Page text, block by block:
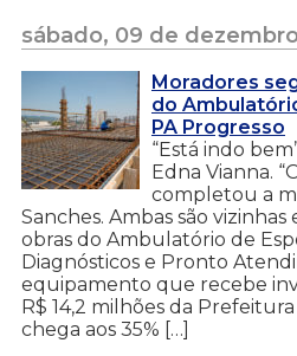
sábado, 09 de
Moradores
do
PA Progresso
“Está indo
Edna Vianna.
completou a
Sanches. Ambas são
obras do Ambulatório de
Diagnósticos e Pronto
equipamento que recebe
R$ 14,2 milhões da
chega aos 35% […]